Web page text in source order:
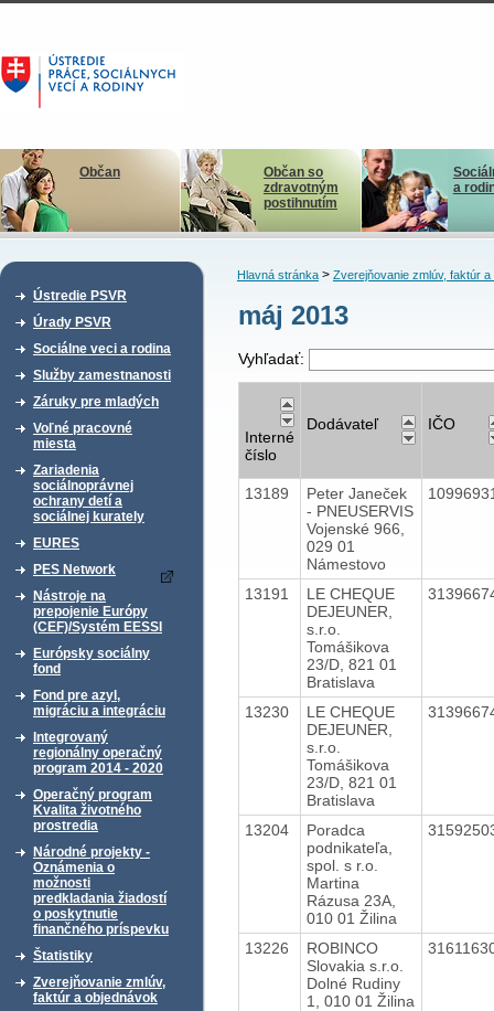
Občan
Občan so
zdravotným
postihnutím
a
Ústredie PSVR
Úrady PSVR
Sociálne veci a rodina
Služby zamestnanosti
Záruky pre mladých
Voľné pracovné
miesta
Zariadenia
sociálnoprávnej
ochrany detí a
sociálnej kurately
EURES
PES Network
Nástroje na
prepojenie Európy
(CEF)/Systém EESSI
Európsky sociálny
fond
Fond pre azyl,
migráciu a integráciu
Integrovaný
regionálny operačný
program 2014 - 2020
Operačný program
Kvalita životného
prostredia
Národné projekty -
Oznámenia o
možnosti
predkladania žiadostí
o poskytnutie
finančného príspevku
Štatistiky
Zverejňovanie zmlúv,
faktúr a objednávok
Hlavná stránka> Zverejňovanie zmlúv, faktúr a
máj 2013
Vyhľadať:
Interné
číslo
Dodávateľ IČO
13189
Peter Janeček
- PNEUSERVIS
Vojenské 966,
029 01
Námestovo
13191
LE CHEQUE
DEJEUNER,
s.r.o.
Tomášikova
23/D, 821 01
Bratislava
13230
LE CHEQUE
DEJEUNER,
s.r.o.
Tomášikova
23/D, 821 01
Bratislava
13204
Poradca
podnikateľa,
spol. s r.o.
Martina
Rázusa 23A,
010 01 Žilina
13226
ROBINCO
Slovakia s.r.o.
Dolné Rudiny
1, 010 01 Žilina